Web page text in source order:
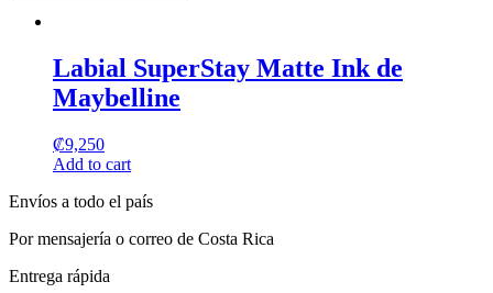
product
page
Labial SuperStay Matte Ink de
Maybelline
₡9,250
Add to cart
Envíos a todo el país
Por mensajería o correo de Costa Rica
Entrega rápida